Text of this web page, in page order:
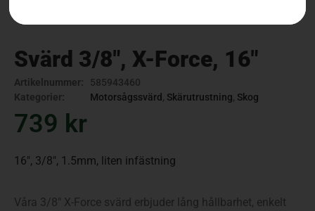
Svärd 3/8″, X-Force, 16″
Artikelnummer:
585943460
Kategorier:
Motorsågssvärd , Skärutrustning, Skog
739 kr
16″, 3/8″, 1.5mm, liten infästning
Våra 3/8″ X-Force svärd erbjuder lång hållbarhet, enkelt